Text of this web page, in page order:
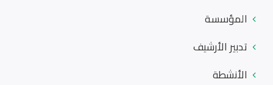
المؤسسة
تدبير الأرشيف
الأنشطة